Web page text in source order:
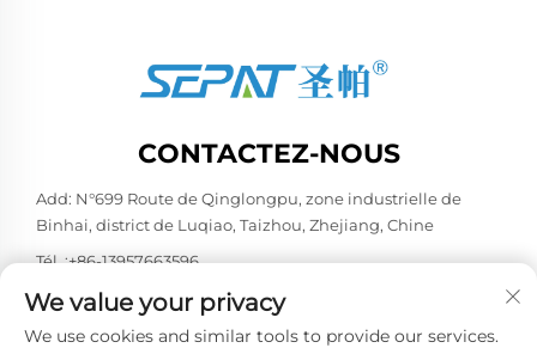
CONTACTEZ-NOUS
Add: N°699 Route de Qinglongpu, zone industrielle de
Binhai, district de Luqiao, Taizhou, Zhejiang, Chine
Tél. :+86-13957663596
E-mail :[email protected]
We value your privacy
We use cookies and similar tools to provide our services.